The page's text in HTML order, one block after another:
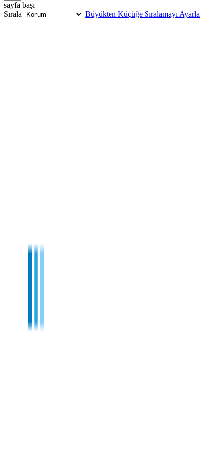
sayfa başı
Sırala
Büyükten Küçüğe Sıralamayı Ayarla